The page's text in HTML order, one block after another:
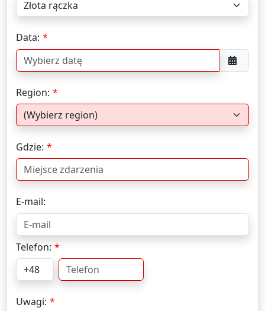
Data:
Region:
Gdzie:
E-mail:
Telefon:
Uwagi: